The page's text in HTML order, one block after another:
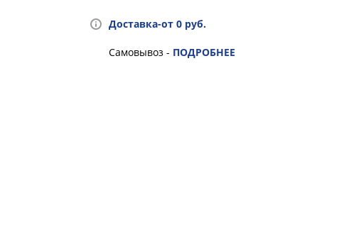
Доставка-от 0 руб.
Самовывоз - ПОДРОБНЕЕ